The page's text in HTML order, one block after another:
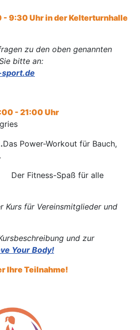
9:30 Uhr in der Kelterturnhalle
zu den oben genannten
Sie bitte an:
- 21:00 Uhr
Das Power-Workout für Bauch,
Spaß für alle
Kurs für Vereinsmitglieder und
und zur
Your Body!
Ihre Teilnahme!